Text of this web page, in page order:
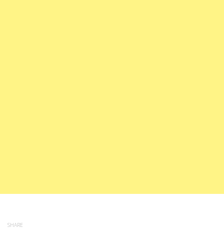
SHARE